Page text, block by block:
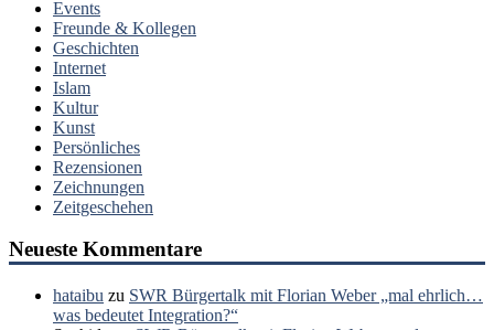
Events
Freunde & Kollegen
Geschichten
Internet
Islam
Kultur
Kunst
Persönliches
Rezensionen
Zeichnungen
Zeitgeschehen
Neueste Kommentare
hataibu zu SWR Bürgertalk mit Florian Weber „mal ehrlich…
was bedeutet Integration?“